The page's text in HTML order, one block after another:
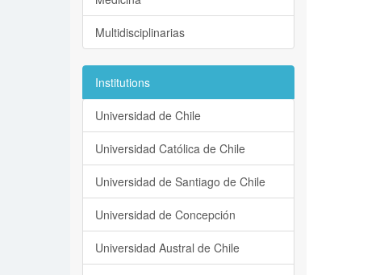
Multidisciplinarias
Institutions
Universidad de Chile
Universidad Católica de Chile
Universidad de Santiago de Chile
Universidad de Concepción
Universidad Austral de Chile